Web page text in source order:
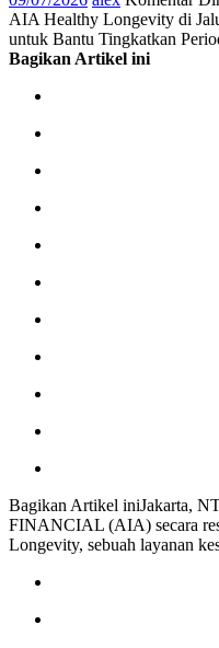
AIA Healthy Longevity di
untuk Bantu Tingkatkan
Bagikan Artikel ini
Bagikan Artikel iniJakarta,
FINANCIAL (AIA) secara
Longevity, sebuah layanan